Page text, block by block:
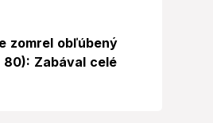
zomrel obľúbený
Zabával celé